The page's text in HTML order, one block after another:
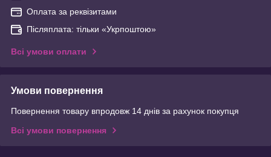
Оплата за реквізитами
Післяплата: тільки «Укрпоштою»
Всі умови оплати
Умови повернення
Повернення товару впродовж 14 днів за рахунок покупця
Всі умови повернення